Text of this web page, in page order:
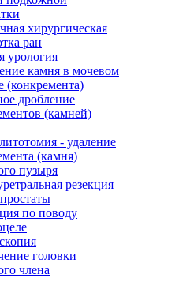
хирургическая
ран
урология
камня в мочевом
(конкремента)
дробление
(камней)
- удаление
(камня)
пузыря
резекция
по поводу
головки
члена